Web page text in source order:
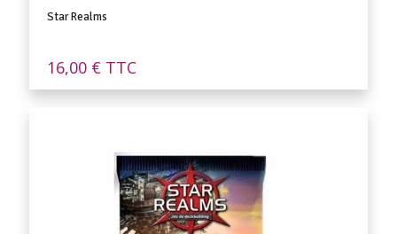
Star Realms
16,00 € TTC